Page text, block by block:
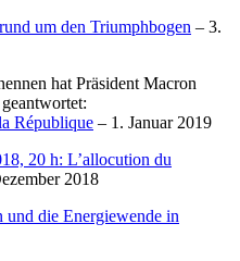
um den Triumphbogen – 3.
hat Präsident Macron
République – 1. Januar 2019
20 h: L’allocution du
2018
und die Energiewende in